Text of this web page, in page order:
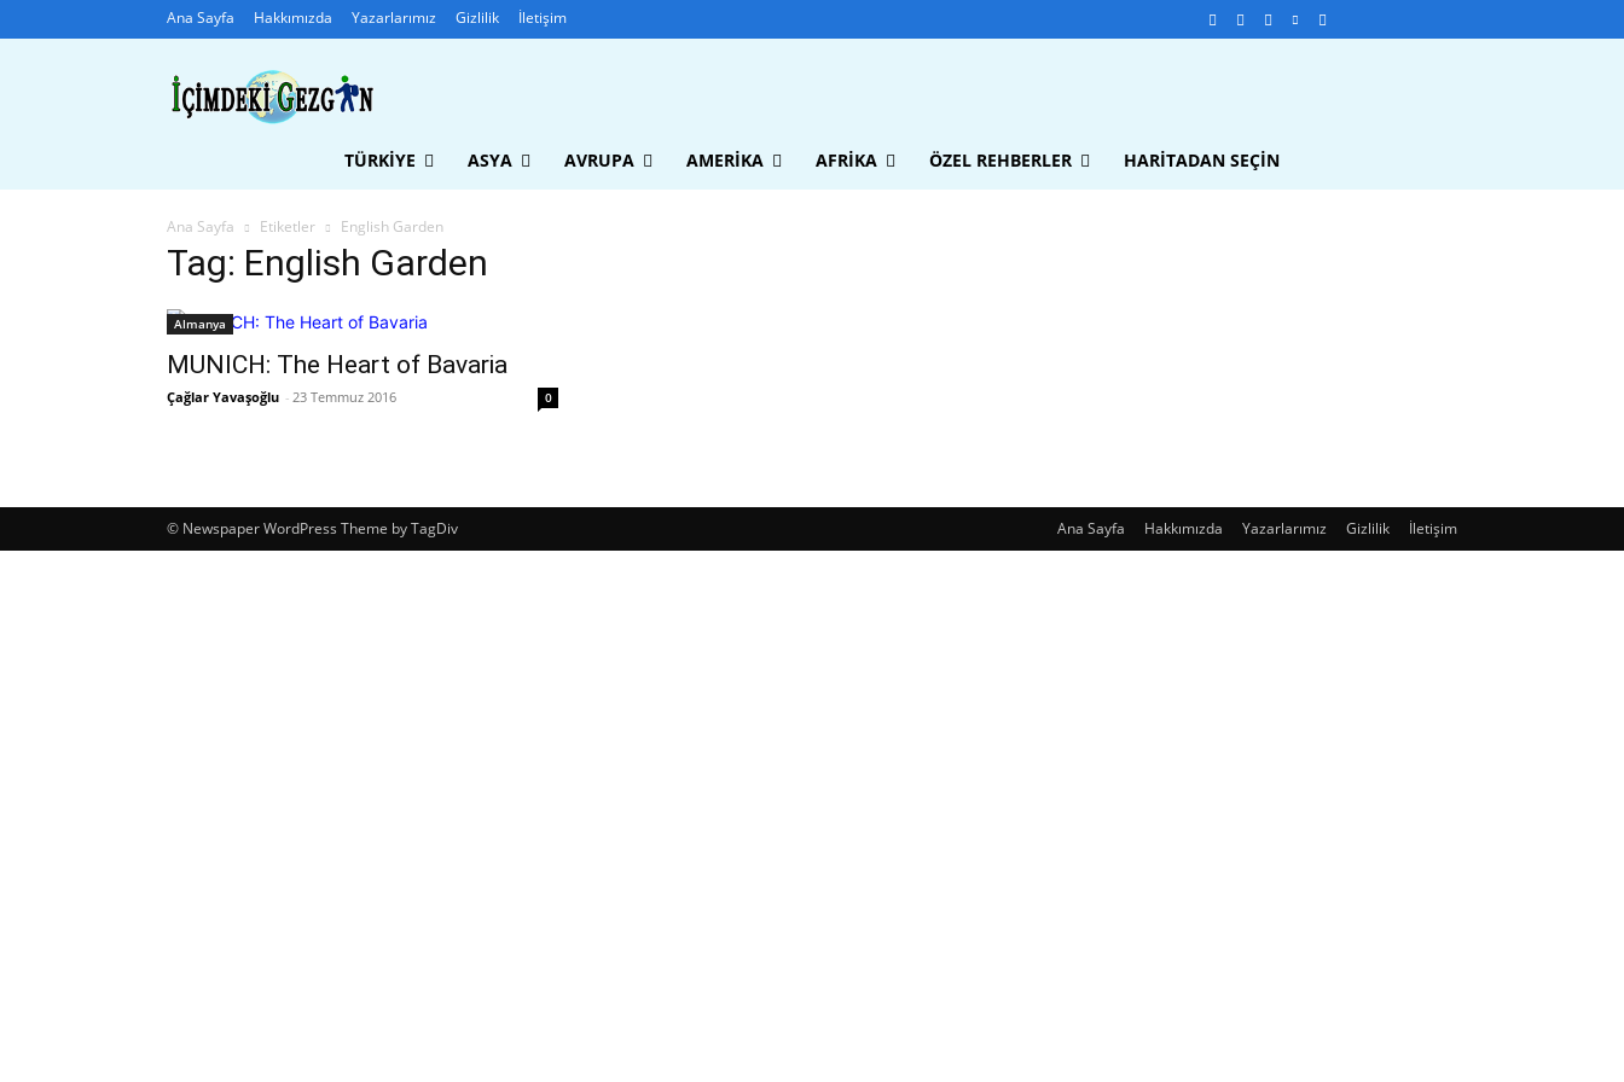
Ana Sayfa Hakkımızda Yazarlarımız Gizlilik İletişim
TÜRKIYE ASYA AVRUPA AMERIKA AFRIKA ÖZEL REHBERLER HARITADAN SEÇIN
Ana Sayfa Etiketler English Garden
Tag: English Garden
Almanya
MUNICH: The Heart of Bavaria
Çağlar Yavaşoğlu - 23 Temmuz 2016 0
Ana Sayfa Hakkımızda Yazarlarımız Gizlilik İletişim
© Newspaper WordPress Theme by TagDiv